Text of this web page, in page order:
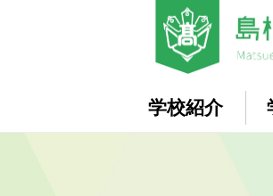
学校紹介